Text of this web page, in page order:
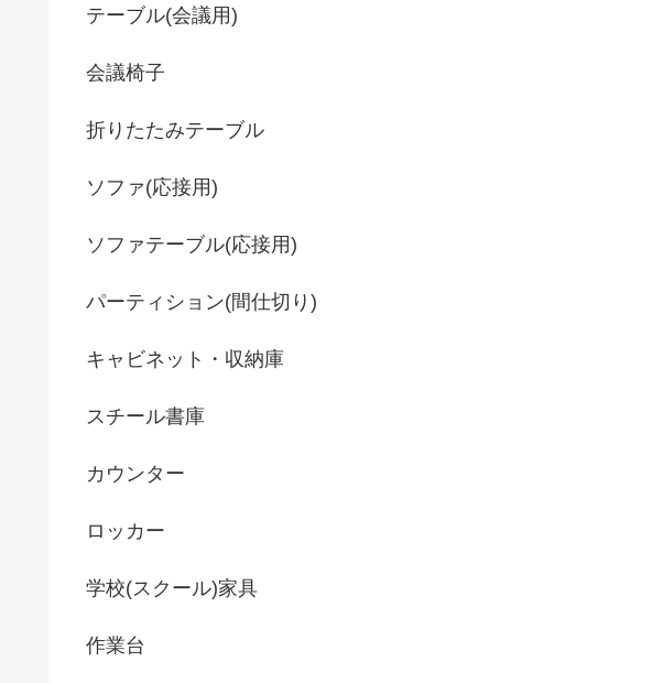
テーブル(会議用)
会議椅子
折りたたみテーブル
ソファ(応接用)
ソファテーブル(応接用)
パーティション(間仕切り)
キャビネット・収納庫
スチール書庫
カウンター
ロッカー
学校(スクール)家具
作業台